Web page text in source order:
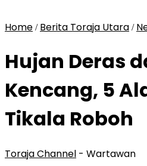
Home / Berita Toraja Utara /
Hujan Deras
Kencang, 5
Tikala Roboh
Toraja Channel - Wartawan